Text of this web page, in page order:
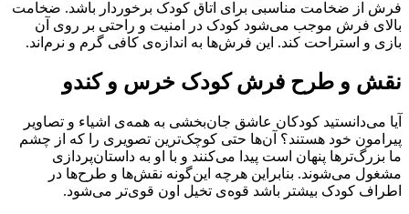
فرش از ضخامت مناسبی برای اتاق کودک برخوردار باشد. ضخامت
بالای فرش موجب می‌شود کودک در امنیت و راحتی بر روی آن
بازی و استراحت کند. این فرش‌ها به اندازه‌ی کافی گرم و نرم‌‌اند.
نقش و طرح فرش کودک خرس و کندو
آیا می‌دانستید کودکان عاشق جان‌بخشی به همه‌ی اشیاء و تصاویر
پیرامون خود هستند؟ آن‌ها حتی کوچک‌ترین تصویری را که از چشم
ما بزرگ‌ترها پنهان است پیدا می‌کنند و با او به داستان‌پردازی
مشغول می‌شوند. بنابراین هرچه این‌گونه نقش‌ها و طرح‌ها در
اطراف کودک بیشتر باشد قوه‌ی تخیل اون قوی‌تر می‌شود.